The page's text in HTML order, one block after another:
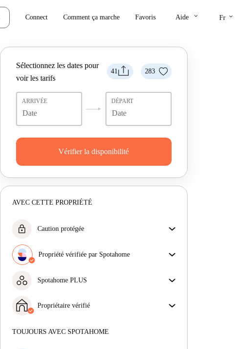
Connect Comment ça marche Favoris Aide keyboard_arrow_down Fr keyboard_arrow_down
41 283
Sélectionnez les dates pour
voir les tarifs
ARRIVÉE DÉPART
Vérifier la disponibilité
AVEC CETTE PROPRIÉTÉ
lock Caution protégée
propriétaire ne procède pas au remboursement de
votre cation, nous nous en chargerons.
Propriété vérifiée par Spotahome
obtiens exactement ce que tu vois dans l'annonce.
Spotahome PLUS
pour nos locataires en offrant l'accès aux normes de
sécurité les plus élevées et un soutien supplémentaire
Propriétaire vérifié
Plus d'informations sur ce propriétaire
TOUJOURS AVEC SPOTAHOME